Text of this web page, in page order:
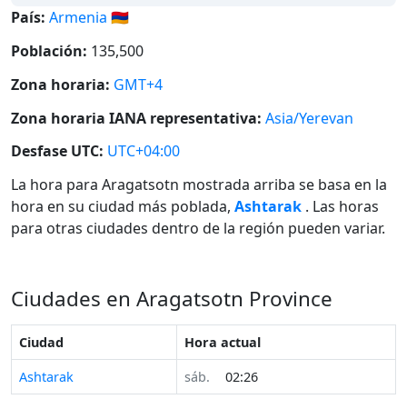
País: Armenia 🇦🇲
Población: 135,500
Zona horaria: GMT+4
Zona horaria IANA representativa: Asia/Yerevan
Desfase UTC: UTC+04:00
La hora para Aragatsotn mostrada arriba se basa en la
hora en su ciudad más poblada, Ashtarak . Las horas
para otras ciudades dentro de la región pueden variar.
Ciudades en Aragatsotn Province
Ciudad
Hora actual
Ashtarak
sáb. 02:26